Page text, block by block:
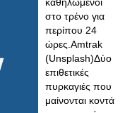
στο τρένο για
περίπου 24
ώρες.Amtrak
(Unsplash)Δύο
επιθετικές
πυρκαγιές που
μαίνονται κοντά